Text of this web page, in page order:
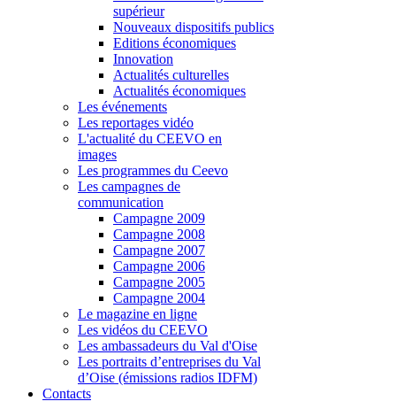
supérieur
Nouveaux dispositifs publics
Editions économiques
Innovation
Actualités culturelles
Actualités économiques
Les événements
Les reportages vidéo
L'actualité du CEEVO en
images
Les programmes du Ceevo
Les campagnes de
communication
Campagne 2009
Campagne 2008
Campagne 2007
Campagne 2006
Campagne 2005
Campagne 2004
Le magazine en ligne
Les vidéos du CEEVO
Les ambassadeurs du Val d'Oise
Les portraits d’entreprises du Val
d’Oise (émissions radios IDFM)
Contacts